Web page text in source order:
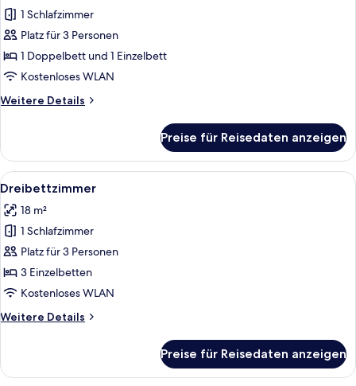
Familienzimmer
anzeigen
1 Schlafzimmer
Platz für 3 Personen
1 Doppelbett und 1 Einzelbett
Kostenloses WLAN
Weitere Details
Weitere
Preise für Reisedaten anzeigen
Alle
Fotos
für
Dreibettzimmer
anzeigen
Ein Hotelzimmer mit zwei Betten,
7
Dreibettzimmer
18 m²
1 Schlafzimmer
Platz für 3 Personen
3 Einzelbetten
Kostenloses WLAN
Weitere Details
Weitere
Preise für Reisedaten anzeigen